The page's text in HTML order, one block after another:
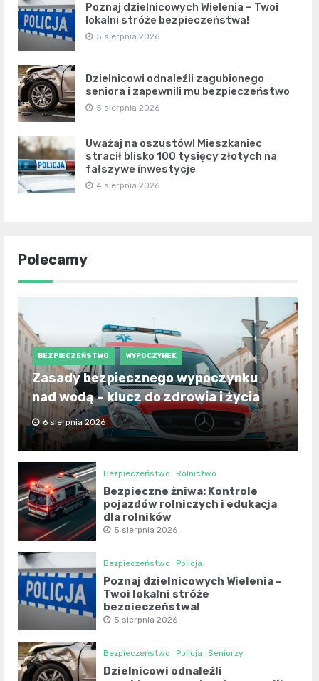
Poznaj dzielnicowych Wielenia – Twoi
lokalni stróże bezpieczeństwa!
5 sierpnia 2026
Dzielnicowi odnaleźli zagubionego
seniora i zapewnili mu bezpieczeństwo
5 sierpnia 2026
Uważaj na oszustów! Mieszkaniec
stracił blisko 100 tysięcy złotych na
fałszywe inwestycje
4 sierpnia 2026
Polecamy
BEZPIECZEŃSTWO WYPOCZYNEK
Zasady bezpiecznego wypoczynku
nad wodą – klucz do zdrowia i życia
6 sierpnia 2026
Bezpieczeństwo Rolnictwo
Bezpieczne żniwa: Kontrole
pojazdów rolniczych i edukacja
dla rolników
5 sierpnia 2026
Bezpieczeństwo Policja
Poznaj dzielnicowych Wielenia –
Twoi lokalni stróże
bezpieczeństwa!
5 sierpnia 2026
Bezpieczeństwo Policja Seniorzy
Dzielnicowi odnaleźli